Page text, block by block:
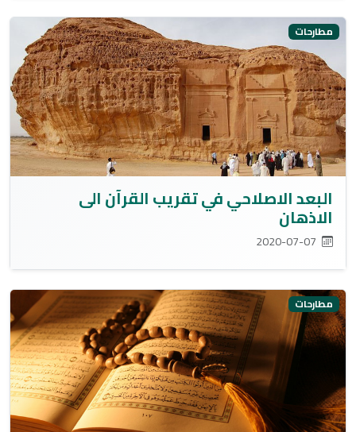
مطارحات
البعد الاصلاحي في تقريب القرآن الى
الاذهان
مطارحات